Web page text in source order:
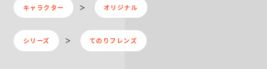
キャラクター オリジナル
シリーズ てのりフレンズ